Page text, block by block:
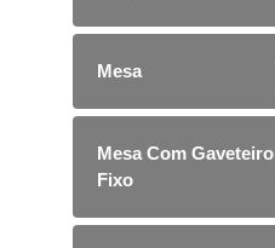
Mesa
Mesa Com Gaveteiro
Fixo